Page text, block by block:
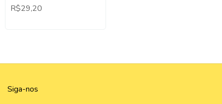
R$29,20
Siga-nos